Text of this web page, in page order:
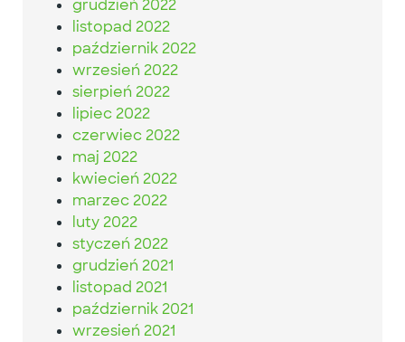
grudzień 2022
listopad 2022
październik 2022
wrzesień 2022
sierpień 2022
lipiec 2022
czerwiec 2022
maj 2022
kwiecień 2022
marzec 2022
luty 2022
styczeń 2022
grudzień 2021
listopad 2021
październik 2021
wrzesień 2021